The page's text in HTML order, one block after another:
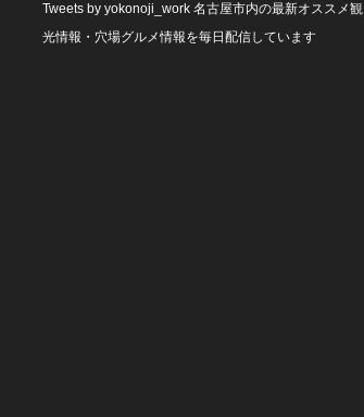
Tweets by yokonoji_work 名古屋市内の最新オススメ観
光情報・穴場グルメ情報を毎日配信しています